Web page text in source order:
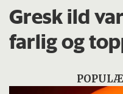
Gresk ild
farlig og